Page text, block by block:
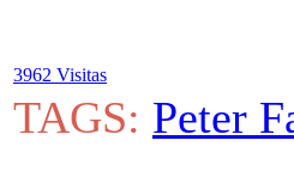
3962 Visitas
TAGS: Peter